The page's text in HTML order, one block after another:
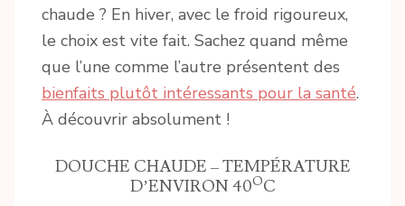
chaude ? En hiver, avec le froid rigoureux,
le choix est vite fait. Sachez quand même
que l’une comme l’autre présentent des
bienfaits plutôt intéressants pour la santé.
À découvrir absolument !
DOUCHE CHAUDE – TEMPÉRATURE
D’ENVIRON 40OC